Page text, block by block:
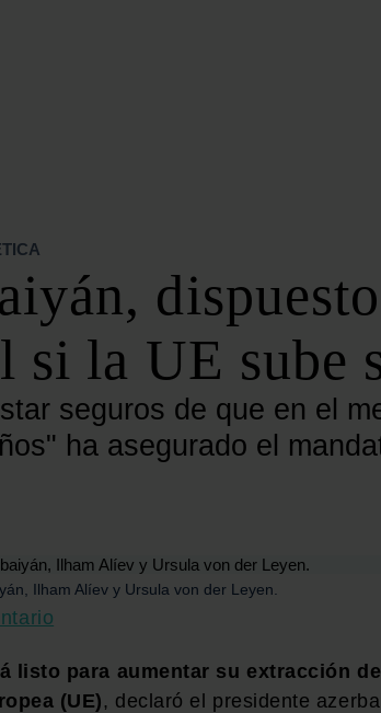
& INNOVACIÓN
FORO DE
FORO DE
si la UE sube
seguros de que en el
ha asegurado el
Ilham Alíev y Ursula von der Leyen.
listo para aumentar su extracción
(UE) , declaró el presidente